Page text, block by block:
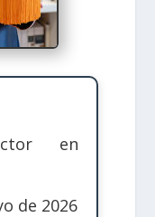
en
de 2026